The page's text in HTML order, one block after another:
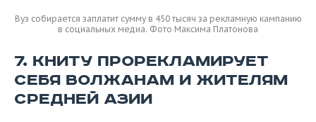
Вуз собирается заплатит сумму в 450 тысяч за рекламную кампанию
в социальных медиа. Фото Максима Платонова
7. КНИТУ ПРОРЕКЛАМИРУЕТ
СЕБЯ ВОЛЖАНАМ И ЖИТЕЛЯМ
СРЕДНЕЙ АЗИИ